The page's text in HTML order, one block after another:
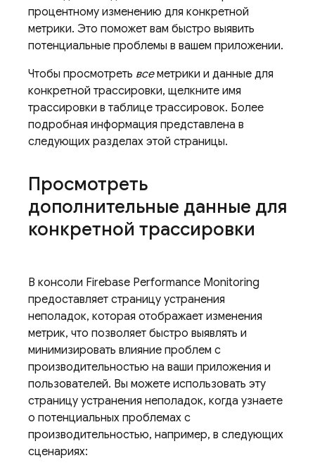
процентному изменению для конкретной
метрики. Это поможет вам быстро выявить
потенциальные проблемы в вашем приложении.
Чтобы просмотреть всеметрики и данные для
конкретной трассировки, щелкните имя
трассировки в таблице трассировок. Более
подробная информация представлена ​​в
следующих разделах этой страницы.
Просмотреть
дополнительные данные для
конкретной трассировки
В консоли Firebase Performance Monitoring
предоставляет страницу устранения
неполадок, которая отображает изменения
метрик, что позволяет быстро выявлять и
минимизировать влияние проблем с
производительностью на ваши приложения и
пользователей. Вы можете использовать эту
страницу устранения неполадок, когда узнаете
о потенциальных проблемах с
производительностью, например, в следующих
сценариях: